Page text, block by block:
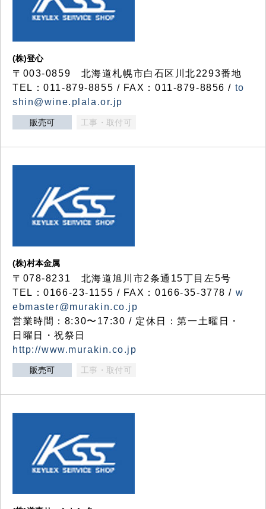
(株)登心
〒003-0859 北海道札幌市白石区川北2293番地
TEL：011-879-8855 / FAX：011-879-8856 / to
shin@wine.plala.or.jp
販売可 工事・取付可
(株)村本金属
〒078-8231 北海道旭川市2条通15丁目左5号
TEL：0166-23-1155 / FAX：0166-35-3778 / w
ebmaster@murakin.co.jp
営業時間：8:30〜17:30 / 定休日：第一土曜日・
日曜日・祝祭日
http://www.murakin.co.jp
販売可 工事・取付可